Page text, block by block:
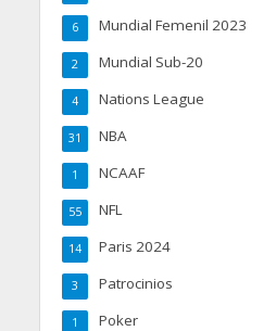
Mundial Femenil 2023
6
Mundial Sub-20
2
Nations League
4
NBA
31
NCAAF
1
NFL
55
Paris 2024
14
Patrocinios
3
Poker
1